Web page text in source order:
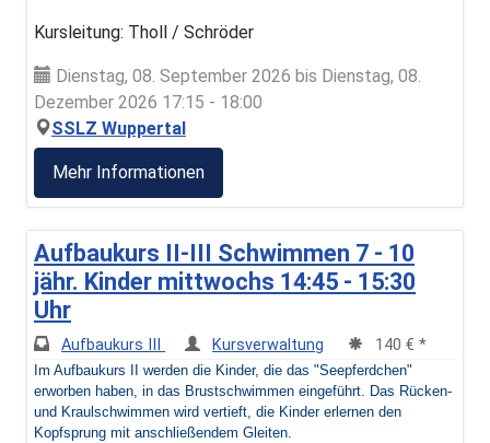
Kursleitung: Tholl / Schröder
Dienstag, 08. September 2026 bis Dienstag, 08.
Dezember 2026 17:15 - 18:00
SSLZ Wuppertal
Mehr Informationen
Aufbaukurs II-III Schwimmen 7 - 10
jähr. Kinder mittwochs 14:45 - 15:30
Uhr
Aufbaukurs III Kursverwaltung 140 € *
Im Aufbaukurs II werden die Kinder, die das "Seepferdchen"
erworben haben, in das Brustschwimmen eingeführt. Das Rücken-
und Kraulschwimmen wird vertieft, die Kinder erlernen den
Kopfsprung mit anschließendem Gleiten.